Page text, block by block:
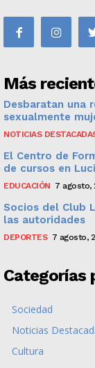
Más
Desbaratan una
sexualmente
NOTICIAS
El Centro de
de cursos en
EDUCACIÓN 7 agosto,
Socios del Club
las autoridades
DEPORTES 7 agosto,
Categorías
Sociedad
Noticias
Cultura